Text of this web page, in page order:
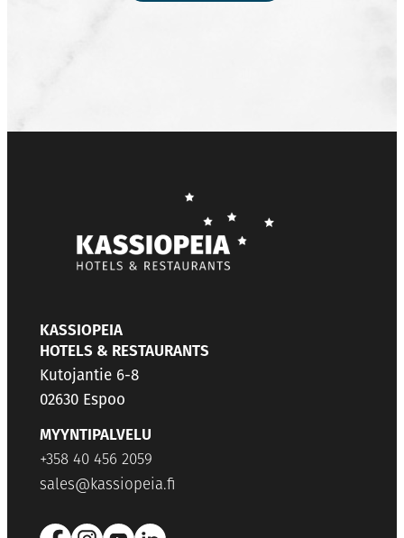
KASSIOPEIA
HOTELS & RESTAURANTS
Kutojantie 6-8
02630 Espoo
MYYNTIPALVELU
+358 40 456 2059
sales@kassiopeia.fi